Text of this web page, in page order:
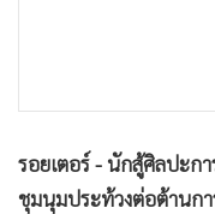
• ญี่ปุ่น
• News1
รอยเตอร์ - นักสู้ศิลปะก
ชุมนุมประท้วงต่อต้านกา